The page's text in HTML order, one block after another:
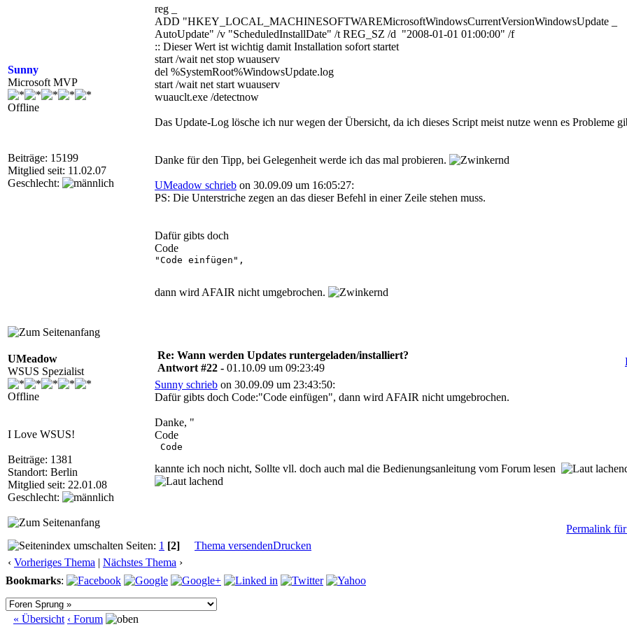
Sunny
Microsoft MVP
Offline
Beiträge: 15199
Mitglied seit: 11.02.07
Geschlecht:
reg _
ADD "HKEY_LOCAL_MACHINESOFTWAREMicrosoftWindowsCurrentVersionWindowsUpdate _
AutoUpdate" /v "ScheduledInstallDate" /t REG_SZ /d "2008-01-01 01:00:00" /f
:: Dieser Wert ist wichtig damit Installation sofort startet
start /wait net stop wuauserv
del %SystemRoot%WindowsUpdate.log
start /wait net start wuauserv
wuauclt.exe /detectnow
Das Update-Log lösche ich nur wegen der Übersicht, da ich dieses Script meist nutze wenn es Probleme
Danke für den Tipp, bei Gelegenheit werde ich das mal probieren.
UMeadow schrieb on 30.09.09 um 16:05:27:
PS: Die Unterstriche zegen an das dieser Befehl in einer Zeile stehen muss.
Dafür gibts doch
Code
"Code einfügen",
dann wird AFAIR nicht umgebrochen.
UMeadow
WSUS Spezialist
Offline
I Love WSUS!
Beiträge: 1381
Standort: Berlin
Mitglied seit: 22.01.08
Geschlecht:
Re: Wann werden Updates runtergeladen/installiert?
Antwort #22 - 01.10.09 um 09:23:49
Sunny schrieb on 30.09.09 um 23:43:50:
Dafür gibts doch Code:"Code einfügen", dann wird AFAIR nicht umgebrochen.
Danke, "
Code
Code
kannte ich noch nicht, Sollte vll. doch auch mal die Bedienungsanleitung vom Forum lesen
Permalink
Seiten: 1 [2] Thema versendenDrucken
‹ Vorheriges Thema | Nächstes Thema ›
Bookmarks:
« Übersicht ‹ Forum